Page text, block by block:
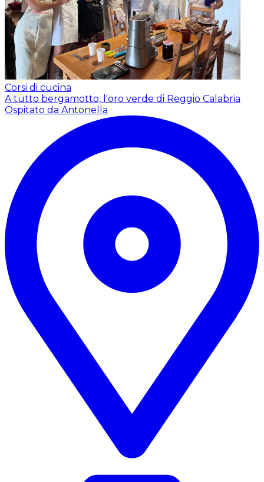
Corsi di cucina
A tutto bergamotto, l'oro verde di Reggio Calabria
Ospitato da Antonella